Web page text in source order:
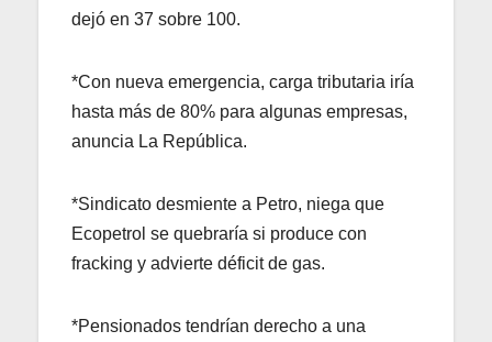
dejó en 37 sobre 100.
*Con nueva emergencia, carga tributaria iría
hasta más de 80% para algunas empresas,
anuncia La República.
*Sindicato desmiente a Petro, niega que
Ecopetrol se quebraría si produce con
fracking y advierte déficit de gas.
*Pensionados tendrían derecho a una